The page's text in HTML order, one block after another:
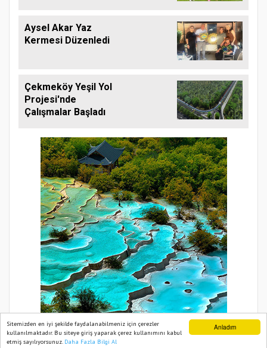
Anladım
Sitemizden en iyi şekilde faydalanabilmeniz için çerezler
kullanılmaktadır. Bu siteye giriş yaparak çerez kullanımını kabul
etmiş sayılıyorsunuz. Daha Fazla Bilgi Al
Aysel Akar Yaz
Kermesi Düzenledi
Çekmeköy Yeşil Yol
Projesi'nde
Çalışmalar Başladı
Ana Sayfa Web TV